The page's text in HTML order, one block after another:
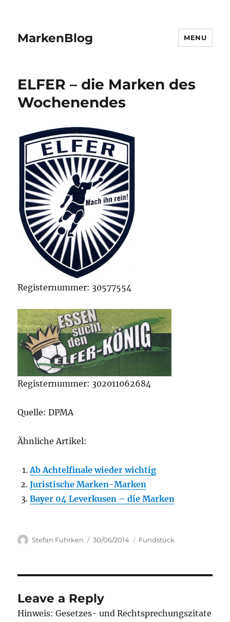
MarkenBlog MENU
ELFER – die Marken des
Wochenendes
Registernummer: 30577554
Registernummer: 302011062684
Quelle: DPMA
Ähnliche Artikel:
Ab Achtelfinale wieder wichtig
Juristische Marken-Marken
Bayer 04 Leverkusen – die Marken
Author
Stefan Fuhrken
Posted
30/06/2014 Categories
Fundstück
Leave a Reply
Hinweis: Gesetzes- und Rechtsprechungszitate